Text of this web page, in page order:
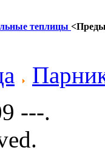
теплицы
---.